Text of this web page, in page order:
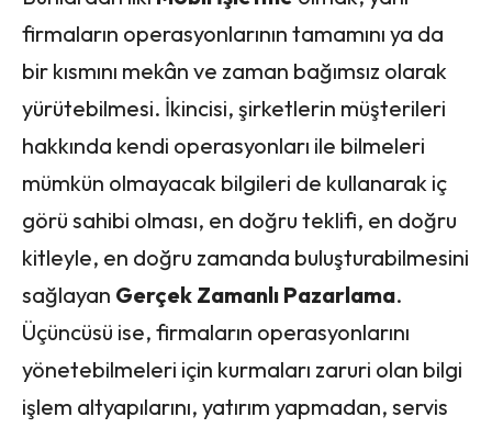
firmaların operasyonlarının tamamını ya da
bir kısmını mekân ve zaman bağımsız olarak
yürütebilmesi. İkincisi, şirketlerin müşterileri
hakkında kendi operasyonları ile bilmeleri
mümkün olmayacak bilgileri de kullanarak iç
görü sahibi olması, en doğru teklifi, en doğru
kitleyle, en doğru zamanda buluşturabilmesini
sağlayan Gerçek Zamanlı Pazarlama.
Üçüncüsü ise, firmaların operasyonlarını
yönetebilmeleri için kurmaları zaruri olan bilgi
işlem altyapılarını, yatırım yapmadan, servis